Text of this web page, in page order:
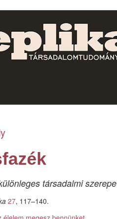
társadalmi szerepe
27, 117–140.